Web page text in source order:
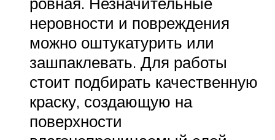
неровности и повреждения
можно оштукатурить или
зашпаклевать. Для работы
стоит подбирать качественную
краску, создающую на
поверхности